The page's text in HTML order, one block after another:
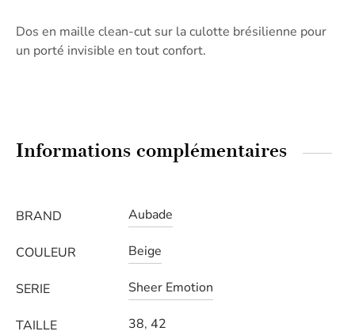
Dos en maille clean-cut sur la culotte brésilienne pour
un porté invisible en tout confort.
Informations complémentaires
BRAND Aubade
COULEUR Beige
SERIE Sheer Emotion
TAILLE 38, 42